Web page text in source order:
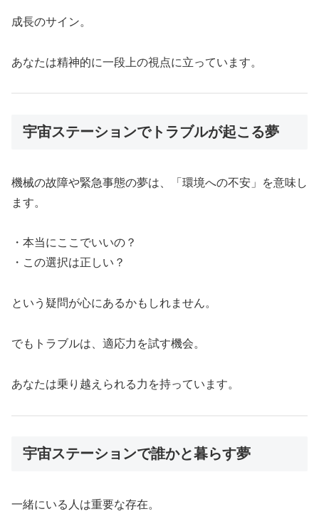
成長のサイン。
あなたは精神的に一段上の視点に立っています。
宇宙ステーションでトラブルが起こる夢
機械の故障や緊急事態の夢は、「環境への不安」を意味し
ます。
・本当にここでいいの？
・この選択は正しい？
という疑問が心にあるかもしれません。
でもトラブルは、適応力を試す機会。
あなたは乗り越えられる力を持っています。
宇宙ステーションで誰かと暮らす夢
一緒にいる人は重要な存在。